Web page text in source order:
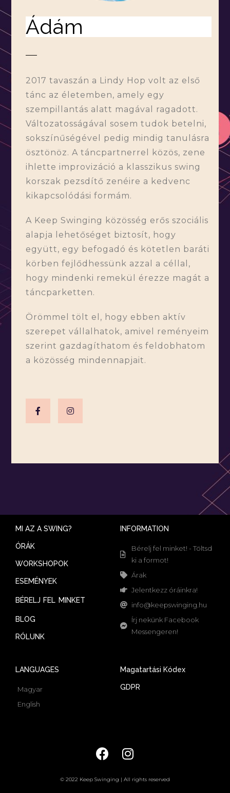
Ádám
2017 tavaszán a Lindy Hop volt az első
tánc az életemben, amely egy
szempillantás alatt magával ragadott.
Változatosságával sosem tudok betelni,
sokszínűségével pedig mindig tanulásra
ösztönöz. A táncpartnerrel közös, zene
ihlette improvizáció a klasszikus swing
korszak pezsdítő zenéire a kedvenc
kikapcsolódási formám.
A Keep Swinging közösség erős szociális
alapja lehetőséget biztosít, hogy
együtt, egy befogadó és kötetlen baráti
körben fejlődhessünk azzal a céllal,
hogy mindenki remekül érezze magát a
táncparketten.
Örömmel tölt el, hogy ebben aktív
szerepet vállalhatok, amivel reményeim
szerint gazdagíthatom és feldobhatom
a közösség mindennapjait.
MI AZ A SWING?
ÓRÁK
WORKSHOPOK
ESEMÉNYEK
BÉRELJ FEL MINKET
BLOG
RÓLUNK
INFORMATION
Bérelj fel minket! - Töltsd
ki a formot!
Árak
Jelentkezz óráinkra!
info@keepswinging.hu
Írj nekünk Facebook
Messengeren!
LANGUAGES
Magyar
English
Magatartási Kódex
GDPR
© 2022 Keep Swinging | All rights reserved